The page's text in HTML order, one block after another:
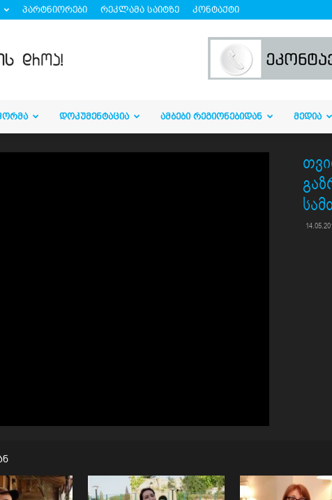
პარტნიორები რეკლამა საიტზე კონტაქტი
ᲓᲝᲙᲣᲛᲔᲜᲢᲐᲪᲘᲐ ᲐᲛᲑᲔᲑᲘ ᲠᲔᲒᲘᲝᲜᲔᲑᲘᲓᲐᲜ ᲛᲔᲓᲘᲐ